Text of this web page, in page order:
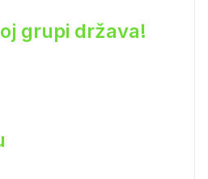
grupi država!